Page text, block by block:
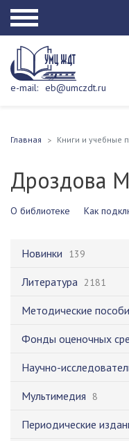
e-mail: eb@umczdt.ru
Главная Книги и учебные
Дроздова
О библиотеке Как
Новинки 139
Литература 2181
Методические
Фонды оценочных
Научно-
Мультимедия 8
Периодические